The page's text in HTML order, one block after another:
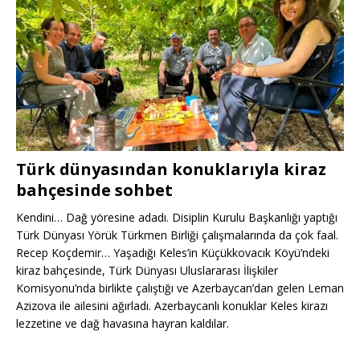
Türk dünyasından konuklarıyla kiraz
bahçesinde sohbet
Kendini… Dağ yöresine adadı. Disiplin Kurulu Başkanlığı yaptığı
Türk Dünyası Yörük Türkmen Birliği çalışmalarında da çok faal.
Recep Koçdemir… Yaşadığı Keles’in Küçükkovacık Köyü’ndeki
kiraz bahçesinde, Türk Dünyası Uluslararası İlişkiler
Komisyonu’nda birlikte çalıştığı ve Azerbaycan’dan gelen Leman
Azizova ile ailesini ağırladı. Azerbaycanlı konuklar Keles kirazı
lezzetine ve dağ havasına hayran kaldılar.